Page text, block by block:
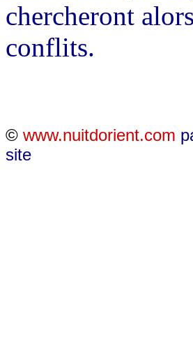
chercheront
conflits.
© www.nuitdorient.com
site